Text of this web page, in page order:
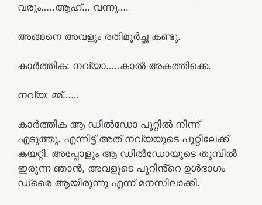
വരും…..ആഹ്… വന്നു….
അങ്ങനെ അവളും രതിമൂർച്ഛ കണ്ടു.
കാർത്തിക: നവ്യാ…..കാൽ അകത്തിക്കെ.
നവ്യ: മ്മ്……
കാർത്തിക ആ ഡിൽഡോ പൂറ്റിൽ നിന്ന്
എടുത്തു. എന്നിട്ട് അത് നവ്യയുടെ പൂറ്റിലേക്ക്
കയറ്റി. അപ്പോളും ആ ഡിൽഡോയുടെ തുമ്പിൽ
ഇരുന്ന ഞാൻ, അവളുടെ പൂറിൻ്റെ ഉൾഭാഗം
ഡ്രൈ ആയിരുന്നു എന്ന് മനസിലാക്കി.